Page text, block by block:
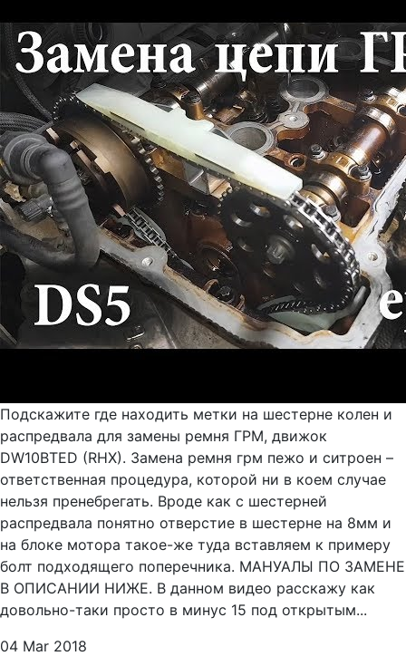
Подскажите где находить метки на шестерне колен и
распредвала для замены ремня ГРМ, движок
DW10BTED (RHX). Замена ремня грм пежо и ситроен –
ответственная процедура, которой ни в коем случае
нельзя пренебрегать. Вроде как с шестерней
распредвала понятно отверстие в шестерне на 8мм и
на блоке мотора такое-же туда вставляем к примеру
болт подходящего поперечника. МАНУАЛЫ ПО ЗАМЕНЕ
В ОПИСАНИИ НИЖЕ. В данном видео расскажу как
довольно-таки просто в минус 15 под открытым...
04 Mar 2018